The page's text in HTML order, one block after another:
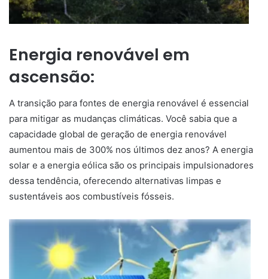
Energia renovável em
ascensão:
A transição para fontes de energia renovável é essencial
para mitigar as mudanças climáticas. Você sabia que a
capacidade global de geração de energia renovável
aumentou mais de 300% nos últimos dez anos? A energia
solar e a energia eólica são os principais impulsionadores
dessa tendência, oferecendo alternativas limpas e
sustentáveis aos combustíveis fósseis.